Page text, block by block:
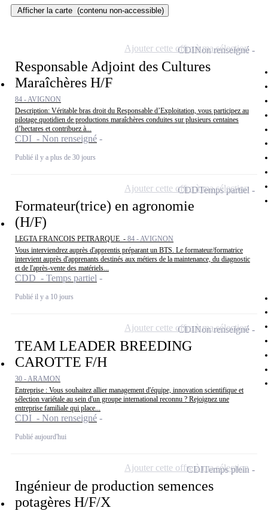
Afficher la carte (contenu non-accessible)
Responsable Adjoint des Cultures
Maraîchères H/F
84 - AVIGNON
Description: Véritable bras droit du Responsable d’Exploitation, vous participez au
pilotage quotidien de productions maraîchères conduites sur plusieurs centaines
d’hectares et contribuez à...
CDI - Non renseigné
Publié il y a plus de 30 jours
CDINon renseigné
Ajouter cette offre à ma sélection
Formateur(trice) en agronomie
(H/F)
LEGTA FRANCOIS PETRARQUE - 84 - AVIGNON
Vous interviendrez auprès d'apprentis préparant un BTS. Le formateur/formatrice
intervient auprès d'apprenants destinés aux métiers de la maintenance, du diagnostic
et de l'après-vente des matériels...
CDD - Temps partiel
Publié il y a 10 jours
CDDTemps partiel
Ajouter cette offre à ma sélection
TEAM LEADER BREEDING
CAROTTE F/H
30 - ARAMON
Entreprise : Vous souhaitez allier management d'équipe, innovation scientifique et
sélection variétale au sein d'un groupe international reconnu ? Rejoignez une
entreprise familiale qui place...
CDI - Non renseigné
Publié aujourd'hui
CDINon renseigné
Ajouter cette offre à ma sélection
Ingénieur de production semences
potagères H/F/X
CDITemps plein
Ajouter cette offre à ma sélection